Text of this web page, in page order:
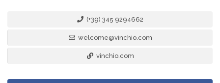
(+39) 345 9294662
welcome@vinchio.com
vinchio.com